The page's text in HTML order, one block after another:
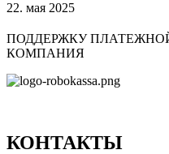
22. мая 2025
ПОДДЕРЖКУ
КОМПАНИЯ
КОНТАКТЫ